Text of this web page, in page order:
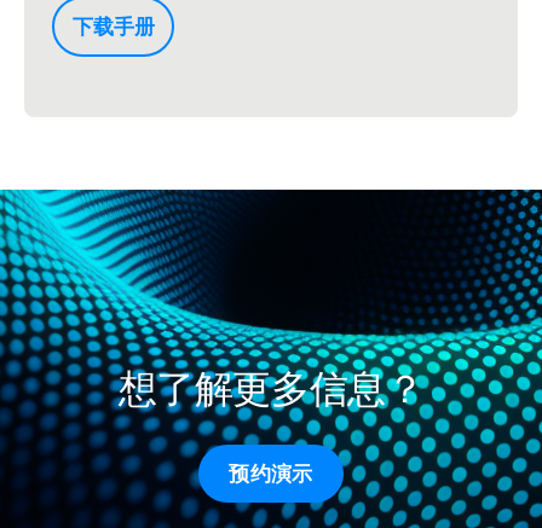
下载手册
想了解更多信息？
预约演示